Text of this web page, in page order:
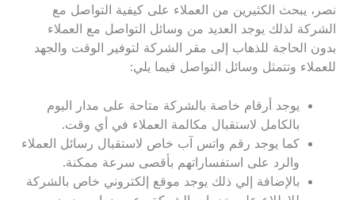
نصر، يبحث الكثيرين من العملاء على كيفية التواصل مع
الشركة لذلك يوجد العديد من وسائل التواصل مع العملاء
بدون الحاجة للذهاب إلى مقر الشركة لتوفير الوقت والجهد
للعملاء وتتمثل وسائل التواصل فيما يلي:
يوجد أرقام خاصة بالشركة متاحة على مدار اليوم
بالكامل لاستقبال مكالمة العملاء في أي وقت.
كما يوجد رقم واتس آب خاص لاستقبال رسائل العملاء
والرد على استفساراتهم بأقصى سرعة ممكنة.
بالإضافة إلي ذلك يوجد موقع إلكتروني خاص بالشركة